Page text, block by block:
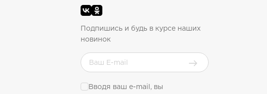
Подпишись и будь в курсе наших
новинок
Вводя ваш e-mail, вы